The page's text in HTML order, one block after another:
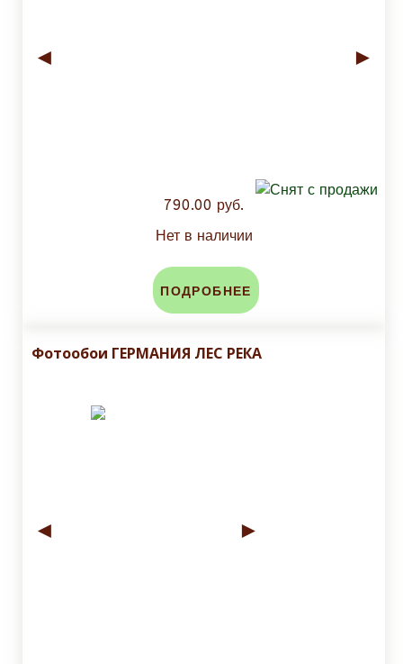
◄ ►
790.00 руб.
Нет в наличии
ПОДРОБНЕЕ
Фотообои ГЕРМАНИЯ ЛЕС РЕКА
◄ ►